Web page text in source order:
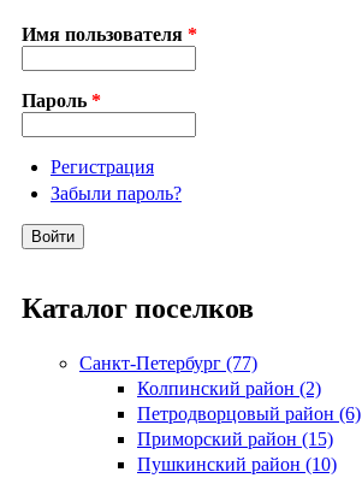
Имя пользователя *
Пароль *
Регистрация
Забыли пароль?
Каталог поселков
Санкт-Петербург (77)
Колпинский район (2)
Петродворцовый район (6)
Приморский район (15)
Пушкинский район (10)